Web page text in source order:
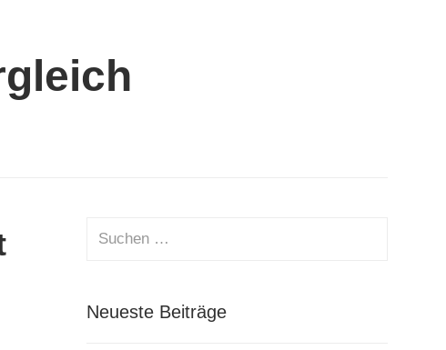
Neueste Beiträge